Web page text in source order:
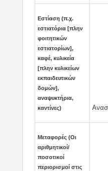
Εστίαση (π.χ.
εστιατόρια [πλην
φοιτητικών
εστιατορίων],
καφέ, κυλικεία
[πλην κυλικείων
εκπαιδευτικών
δομών],
αναψυκτήρια,
καντίνες)
Μεταφορές (Οι
αριθμητικοί/
ποσοτικοί
περιορισμοί στις